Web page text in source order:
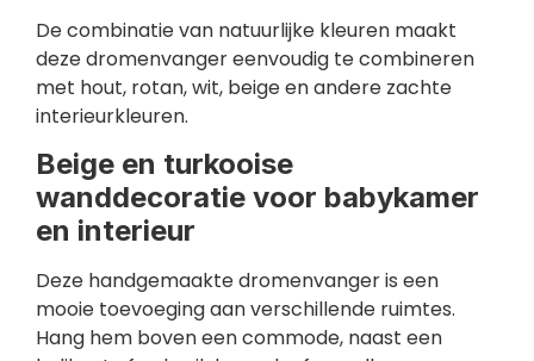
De combinatie van natuurlijke kleuren maakt
deze dromenvanger eenvoudig te combineren
met hout, rotan, wit, beige en andere zachte
interieurkleuren.
Beige en turkooise
wanddecoratie voor babykamer
en interieur
Deze handgemaakte dromenvanger is een
mooie toevoeging aan verschillende ruimtes.
Hang hem boven een commode, naast een